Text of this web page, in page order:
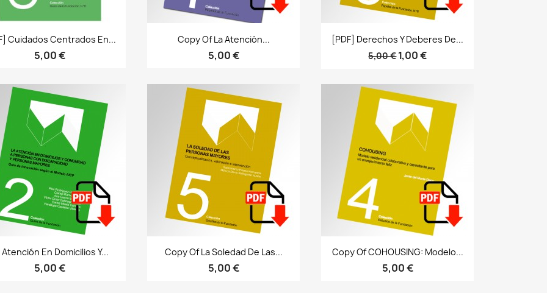
Bista azkarra
Cuidados Centrados En...
5,00 €
Bista azkarra
Copy Of La Atención...
5,00 €
Bista azkarra
[PDF] Derechos Y Deberes De...
5,00 €1,00 €
Bista azkarra
Atención En Domicilios Y...
5,00 €
Bista azkarra
Copy Of La Soledad De Las...
5,00 €
Bista azkarra
Copy Of COHOUSING: Modelo...
5,00 €